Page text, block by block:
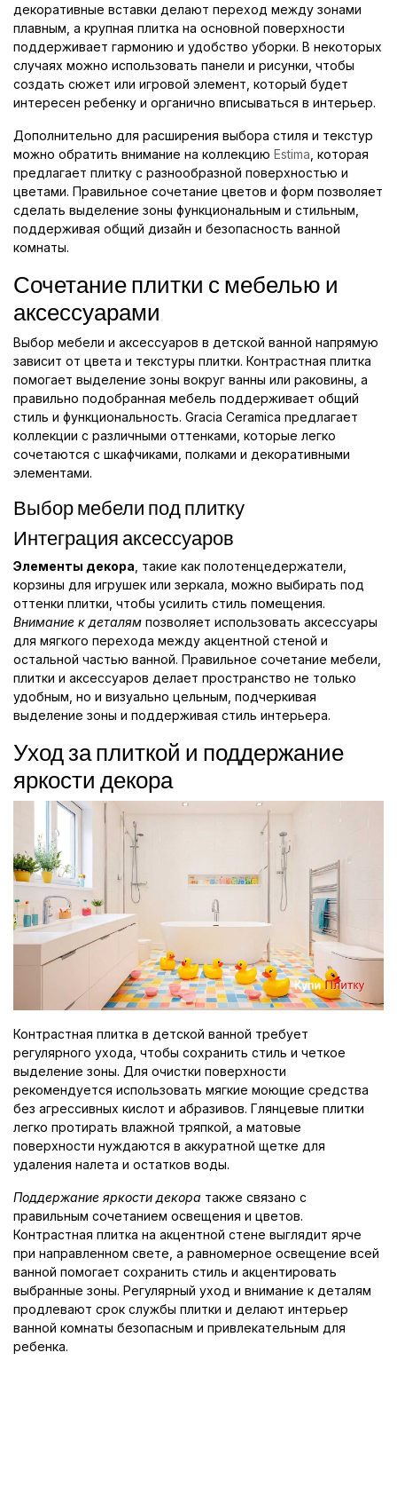
декоративные вставки делают переход между зонами
плавным, а крупная плитка на основной поверхности
поддерживает гармонию и удобство уборки. В некоторых
случаях можно использовать панели и рисунки, чтобы
создать сюжет или игровой элемент, который будет
интересен ребенку и органично вписываться в интерьер.
Дополнительно для расширения выбора стиля и текстур
можно обратить внимание на коллекцию Estima , которая
предлагает плитку с разнообразной поверхностью и
цветами. Правильное сочетание цветов и форм позволяет
сделать выделение зоны функциональным и стильным,
поддерживая общий дизайн и безопасность ванной
комнаты.
Сочетание плитки с мебелью и
аксессуарами
Выбор мебели и аксессуаров в детской ванной напрямую
зависит от цвета и текстуры плитки. Контрастная плитка
помогает выделение зоны вокруг ванны или раковины, а
правильно подобранная мебель поддерживает общий
стиль и функциональность. Gracia Ceramica предлагает
коллекции с различными оттенками, которые легко
сочетаются с шкафчиками, полками и декоративными
элементами.
Выбор мебели под плитку
Интеграция аксессуаров
Элементы декора , такие как полотенцедержатели,
корзины для игрушек или зеркала, можно выбирать под
оттенки плитки, чтобы усилить стиль помещения.
Внимание к деталям позволяет использовать аксессуары
для мягкого перехода между акцентной стеной и
остальной частью ванной. Правильное сочетание мебели,
плитки и аксессуаров делает пространство не только
удобным, но и визуально цельным, подчеркивая
выделение зоны и поддерживая стиль интерьера.
Уход за плиткой и поддержание
яркости декора
Контрастная плитка в детской ванной требует
регулярного ухода, чтобы сохранить стиль и четкое
выделение зоны. Для очистки поверхности
рекомендуется использовать мягкие моющие средства
без агрессивных кислот и абразивов. Глянцевые плитки
легко протирать влажной тряпкой, а матовые
поверхности нуждаются в аккуратной щетке для
удаления налета и остатков воды.
Поддержание яркости декора также связано с
правильным сочетанием освещения и цветов.
Контрастная плитка на акцентной стене выглядит ярче
при направленном свете, а равномерное освещение всей
ванной помогает сохранить стиль и акцентировать
выбранные зоны. Регулярный уход и внимание к деталям
продлевают срок службы плитки и делают интерьер
ванной комнаты безопасным и привлекательным для
ребенка.